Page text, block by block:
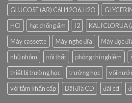
GLUCOSE (AR) C6H12O6.H2O
HCl
hạt chống ẩm I2 KALI CLORUA
Máy cassette
Máy nghe đĩa Máy đọc
nhũ nhôm
nội thất phòng thí nghiệm
thiết bị trường học
trường học vòi
vòi tắm khẩn cấp
Đâì đĩa CD đài cd